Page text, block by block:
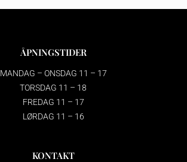
ÅPNINGSTIDER
MANDAG – ONSDAG 11 – 17
TORSDAG 11 – 18
FREDAG 11 – 17
LØRDAG 11 – 16
KONTAKT